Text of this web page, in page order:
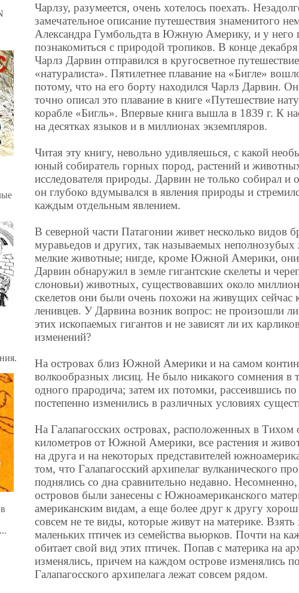
Чарлзу, разумеется, очень хотелось поехать.
замечательное описание путешествия знаменитого
Александра Гумбольдта в Южную Америку, и у него
познакомиться с природой тропиков. В конце
Чарлз Дарвин отправился в кругосветное
«натуралиста». Пятилетнее плавание на «Бигле»
потому, что на его борту находился Чарлз Дарвин. Он
точно описал это плавание в книге «Путешествие
корабле «Бигль». Впервые книга вышла в 1839 г. К
на десятках языков и в миллионах экземпляров.
Читая эту книгу, невольно удивляешься, с какой
юный собиратель горных пород, растений и
исследователя природы. Дарвин не только собирал и
он глубоко вдумывался в явления природы и
каждым отдельным явлением.
В северной части Патагонии живет несколько видов
муравьедов и других, так называемых
мелкие животные; нигде, кроме Южной Америки, они
Дарвин обнаружил в земле гигантские скелеты и
слоновьи) животных, существовавших около
скелетов они были очень похожи на живущих сейчас
ленивцев. У Дарвина возник вопрос: не произошли
этих ископаемых гигантов и не зависят ли их
изменений?
На островах близ Южной Америки и на самом
волкообразных лисиц. Не было никакого сомнения
одного прародича; затем их потомки, рассеившись
постепенно изменились в различных условиях
На Галапагосских островах, расположенных в Тихом
километров от Южной Америки, все растения и
на друга и на некоторых представителей
том, что Галапагосский архипелаг вулканического
поднялись со дна сравнительно недавно.
островов были занесены с Южноамериканского
американским видам, а еще более друг к другу
совсем не те виды, которые живут на материке. Взять
маленьких птичек из семейства вьюрков. Почти на
обитает свой вид этих птичек. Попав с материка на
изменялись, причем на каждом острове изменялись
Галапагосского архипелага лежат совсем рядом.